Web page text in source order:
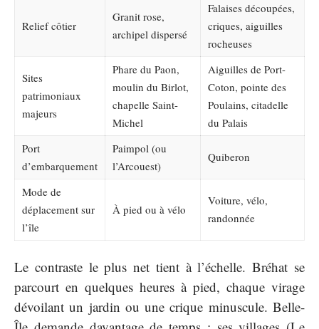
Relief côtier
Granit rose,
archipel dispersé
Falaises découpées,
criques, aiguilles
rocheuses
Sites
patrimoniaux
majeurs
Phare du Paon,
moulin du Birlot,
chapelle Saint-
Michel
Aiguilles de Port-
Coton, pointe des
Poulains, citadelle
du Palais
Port
d’embarquement
Paimpol (ou
l’Arcouest)
Quiberon
Mode de
déplacement sur
l’île
À pied ou à vélo
Voiture, vélo,
randonnée
Le contraste le plus net tient à l’échelle. Bréhat se
parcourt en quelques heures à pied, chaque virage
dévoilant un jardin ou une crique minuscule. Belle-